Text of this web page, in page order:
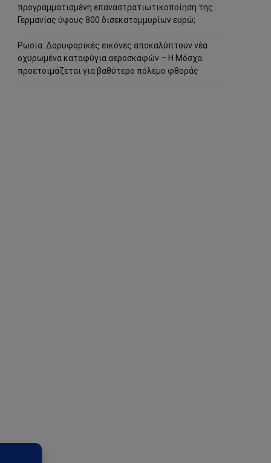
προγραμματισμένη επαναστρατιωτικοποίηση της
Γερμανίας ύψους 800 δισεκατομμυρίων ευρώ;
Ρωσία: Δορυφορικές εικόνες αποκαλύπτουν νέα
οχυρωμένα καταφύγια αεροσκαφών – Η Μόσχα
προετοιμάζεται για βαθύτερο πόλεμο φθοράς